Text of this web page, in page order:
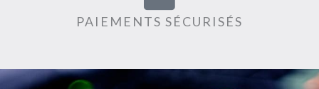
PAIEMENTS SÉCURISÉS